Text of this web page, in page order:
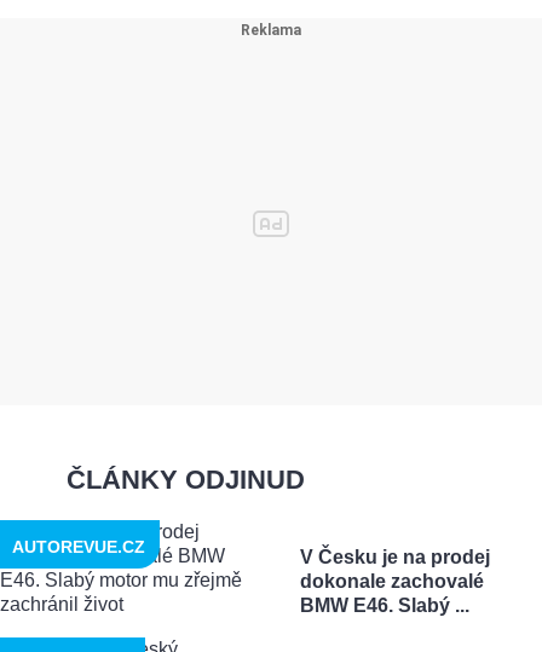
ČLÁNKY ODJINUD
V Česku je na prodej
dokonale zachovalé
BMW E46. Slabý ...
AUTOREVUE.CZ